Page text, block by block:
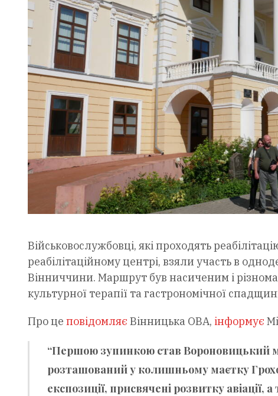
Військовослужбовці, які проходять
реабілітаційному центрі, взяли участь в
Вінниччини. Маршрут був насиченим і
культурної терапії та гастрономічної
Про це повідомляє Вінницька ОВА, інформує
“Першою зупинкою став Вороновицький
розташований у колишньому маєтку
експозиції, присвячені розвитку авіації,